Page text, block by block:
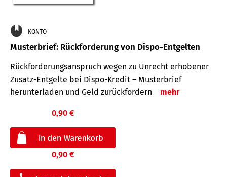
KONTO
Musterbrief: Rückforderung von Dispo-Entgelten
Rückforderungsanspruch wegen zu Unrecht erhobener
Zusatz-Entgelte bei Dispo-Kredit – Musterbrief
herunterladen und Geld zurückfordern
mehr
0,90 €
0,90 €